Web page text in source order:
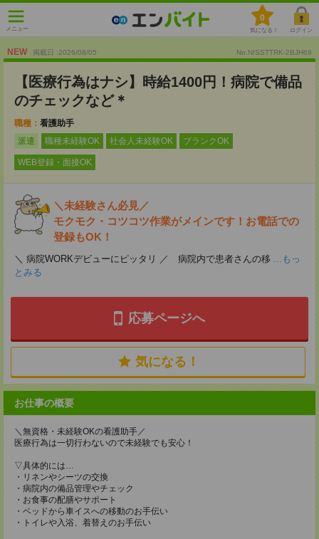
メニュー
0
気になる！ ログイン
NEW 掲載日 :2026/08/05 No.NISSTTRK-2BJH69
【医療行為はナシ】時給1400円！病院で備品
のチェックなど＊
職種： 看護助手
派遣
職種未経験OK 社会人未経験OK ブランクOK
WEB登録・面接OK
＼未経験さん必見／
モクモク・コツコツ作業がメインです！お電話での
登録もOK！
＼ 病院WORKデビューにピッタリ ／ 病院内で患者さんの移 ...もっ
とみる
応募ページへ
気になる！
お仕事の概要
＼無資格・未経験OKの看護助手／
医療行為は一切行わないので未経験でも安心！
▽具体的には…
・リネンやシーツの交換
・病院内の備品管理やチェック
・お食事の配膳やサポート
・ベッドから車イスへの移動のお手伝い
・トイレや入浴、着替えのお手伝い